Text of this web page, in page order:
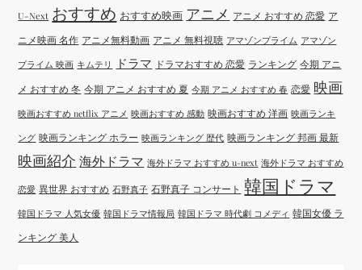
U-Next おすすめ おすすめ映画 アニメ アニメ おすすめ 恋愛 ア
ニメ映画 名作 アニメ無料動画 アニメ 無料視聴 アマゾンプライム アマゾン
プライム 映画 キムテリ ドラマ ドラマおすすめ 恋愛 ランキング 今期 アニ
メ おすすめ 冬 今期 アニメ おすすめ 夏 今期 アニメ おすすめ 春 恋愛 映画
映画おすすめ netflix アニメ 映画おすすめ 感動 映画おすすめ 洋画 映画ランキ
ング 映画ランキング ホラー 映画ランキング 歴代 映画ランキング 邦画 最新
映画紹介 海外ドラマ 海外ドラマ おすすめ u-next 海外ドラマ おすすめ
恋愛 異世界 おすすめ 石野真子 石野真子 コンサート 韓国ドラマ
韓国ドラマ 人気女優 韓国ドラマ情報局 韓国ドラマ 時代劇 コメディ 韓国女優 ラ
ンキング 美人